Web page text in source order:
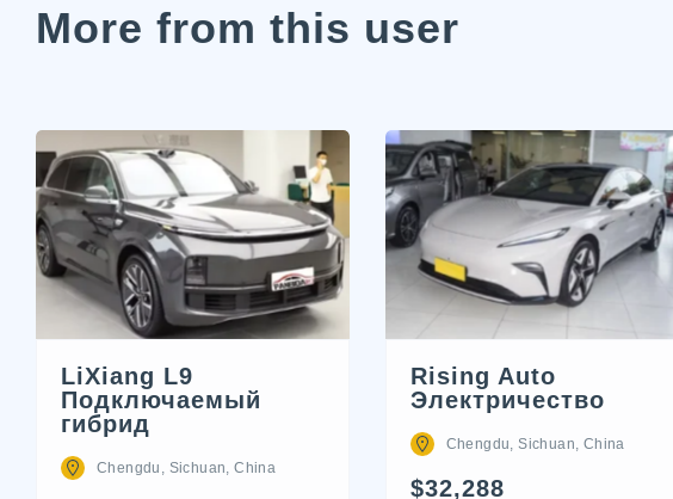
More from this user
LiXiang L9
Подключаемый
гибрид
Chengdu, Sichuan, China
Rising Auto
Электричество
Chengdu, Sichuan, China
$32,288